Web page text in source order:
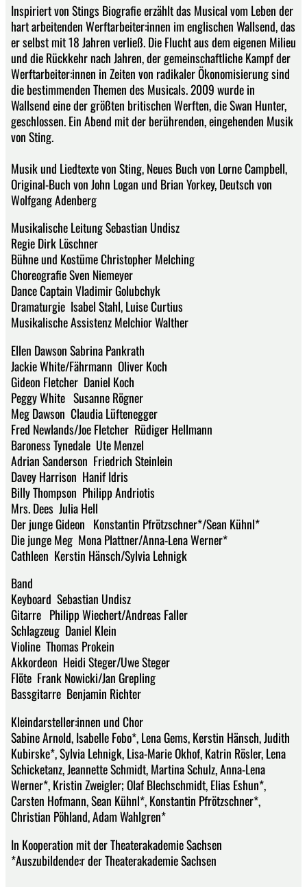
Inspiriert von Stings Biografie erzählt das Musical vom Leben der
hart arbeitenden Werftarbeiter:innen im englischen Wallsend, das
er selbst mit 18 Jahren verließ. Die Flucht aus dem eigenen Milieu
und die Rückkehr nach Jahren, der gemeinschaftliche Kampf der
Werftarbeiter:innen in Zeiten von radikaler Ökonomisierung sind
die bestimmenden Themen des Musicals. 2009 wurde in
Wallsend eine der größten britischen Werften, die Swan Hunter,
geschlossen. Ein Abend mit der berührenden, eingehenden Musik
von Sting.
Musik und Liedtexte von Sting, Neues Buch von Lorne Campbell,
Original-Buch von John Logan und Brian Yorkey, Deutsch von
Wolfgang Adenberg
Musikalische Leitung Sebastian Undisz
Regie Dirk Löschner
Bühne und Kostüme Christopher Melching
Choreografie Sven Niemeyer
Dance Captain Vladimir Golubchyk
Dramaturgie Isabel Stahl, Luise Curtius
Musikalische Assistenz Melchior Walther
Ellen Dawson Sabrina Pankrath
Jackie White/Fährmann Oliver Koch
Gideon Fletcher Daniel Koch
Peggy White Susanne Rögner
Meg Dawson Claudia Lüftenegger
Fred Newlands/Joe Fletcher Rüdiger Hellmann
Baroness Tynedale Ute Menzel
Adrian Sanderson Friedrich Steinlein
Davey Harrison Hanif Idris
Billy Thompson Philipp Andriotis
Mrs. Dees Julia Hell
Der junge Gideon Konstantin Pfrötzschner*/Sean Kühnl*
Die junge Meg Mona Plattner/Anna-Lena Werner*
Cathleen Kerstin Hänsch/Sylvia Lehnigk
Band
Keyboard Sebastian Undisz
Gitarre Philipp Wiechert/Andreas Faller
Schlagzeug Daniel Klein
Violine Thomas Prokein
Akkordeon Heidi Steger/Uwe Steger
Flöte Frank Nowicki/Jan Grepling
Bassgitarre Benjamin Richter
Kleindarsteller:innen und Chor
Sabine Arnold, Isabelle Fobo*, Lena Gems, Kerstin Hänsch, Judith
Kubirske*, Sylvia Lehnigk, Lisa-Marie Okhof, Katrin Rösler, Lena
Schicketanz, Jeannette Schmidt, Martina Schulz, Anna-Lena
Werner*, Kristin Zweigler; Olaf Blechschmidt, Elias Eshun*,
Carsten Hofmann, Sean Kühnl*, Konstantin Pfrötzschner*,
Christian Pöhland, Adam Wahlgren*
In Kooperation mit der Theaterakademie Sachsen
*Auszubildende:r der Theaterakademie Sachsen